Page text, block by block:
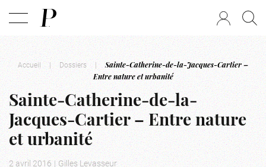
Accueil | Dossiers |
Sainte-Catherine-de-la-Jacques-Cartier –
Entre nature et urbanité
Sainte-Catherine-de-la-
Jacques-Cartier – Entre nature
et urbanité
2 avril 2016 | Gilles Levasseur